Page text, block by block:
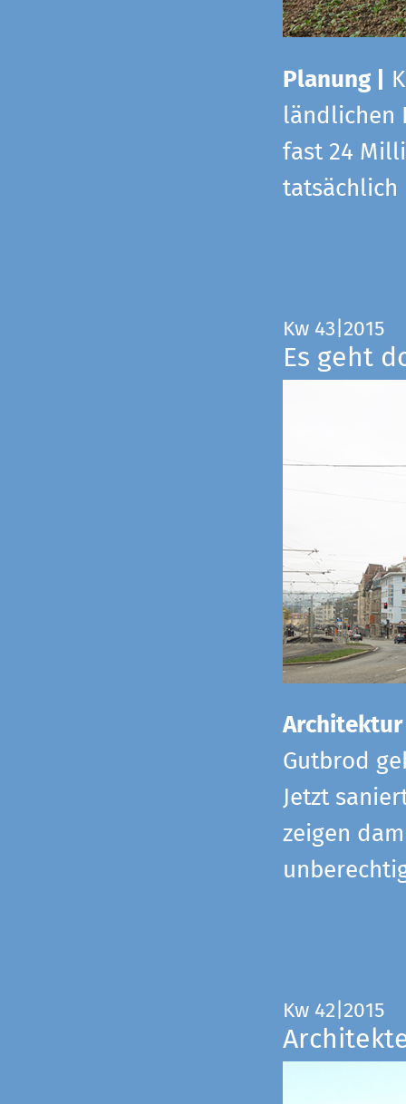
Planung |
ländlichen
fast 24
tatsächlich
Kw 43|2015
Es geht
Gutbrod
Jetzt
zeigen
Kw 42|2015